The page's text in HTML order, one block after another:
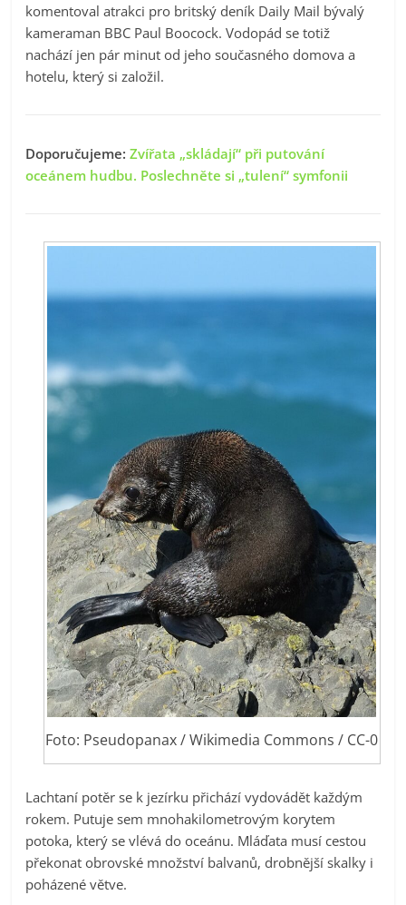
komentoval atrakci pro britský deník Daily Mail bývalý
kameraman BBC Paul Boocock. Vodopád se totiž
nachází jen pár minut od jeho současného domova a
hotelu, který si založil.
Doporučujeme:Zvířata „skládají“ při putování
oceánem hudbu. Poslechněte si „tulení“ symfonii
Foto: Pseudopanax / Wikimedia Commons / CC-0
Lachtaní potěr se k jezírku přichází vydovádět každým
rokem. Putuje sem mnohakilometrovým korytem
potoka, který se vlévá do oceánu. Mláďata musí cestou
překonat obrovské množství balvanů, drobnější skalky i
poházené větve.